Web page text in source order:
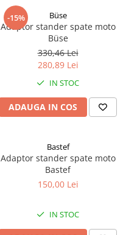
-15% Büse
Adaptor stander spate moto
Büse
330,46 Lei
280,89 Lei
IN STOC
ADAUGA IN COS
Bastef
Adaptor stander spate moto
Bastef
150,00 Lei
IN STOC